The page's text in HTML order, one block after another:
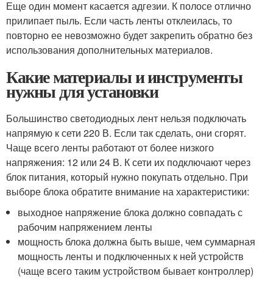
Еще один момент касается адгезии. К полосе отлично
прилипает пыль. Если часть ленты отклеилась, то
повторно ее невозможно будет закрепить обратно без
использования дополнительных материалов.
Какие материалы и инструменты
нужны для установки
Большинство светодиодных лент нельзя подключать
напрямую к сети 220 В. Если так сделать, они сгорят.
Чаще всего ленты работают от более низкого
напряжения: 12 или 24 В. К сети их подключают через
блок питания, который нужно покупать отдельно. При
выборе блока обратите внимание на характеристики:
выходное напряжение блока должно совпадать с
рабочим напряжением ленты
мощность блока должна быть выше, чем суммарная
мощность ленты и подключенных к ней устройств
(чаще всего таким устройством бывает контроллер)